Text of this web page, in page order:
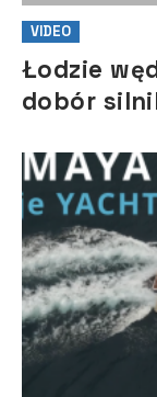
VIDEO
Łodzie
dobór